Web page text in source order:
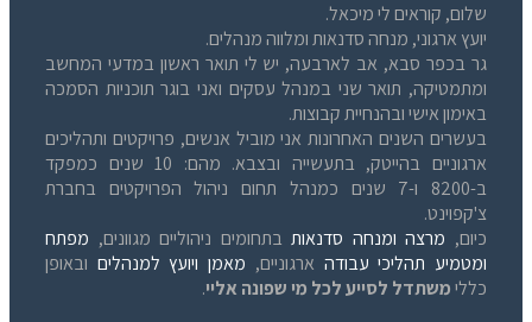
שלום, קוראים לי מיכאל.
יועץ ארגוני, מנחה סדנאות ומלווה מנהלים.
גר בכפר סבא, אב לארבעה, יש לי תואר ראשון במדעי המחשב
ומתמטיקה, תואר שני במנהל עסקים ואני בוגר תוכניות הסמכה
באימון אישי ובהנחיית קבוצות.
בעשרים השנים האחרונות אני מוביל אנשים, פרויקטים ותהליכים
ארגוניים בהייטק, בתעשייה ובצבא. מהם: 10 שנים כמפקד
ב-8200 ו-7 שנים כמנהל תחום ניהול הפרויקטים בחברת
צ'קפוינט.
כיום, מרצה ומנחה סדנאותבתחומים ניהוליים מגוונים, מפתח
ומטמיע תהליכי עבודה ארגוניים, מאמן ויועץ למנהלים ובאופן
כללימשתדל לסייע לכל מי שפונה אליי.